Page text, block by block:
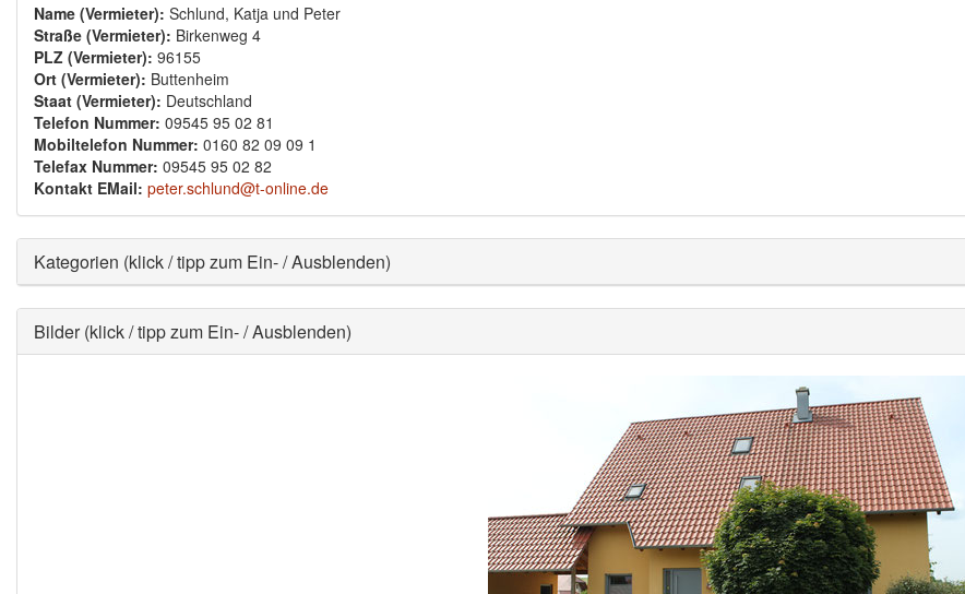
Name (Vermieter): Schlund, Katja und Peter
Straße (Vermieter): Birkenweg 4
PLZ (Vermieter): 96155
Ort (Vermieter): Buttenheim
Staat (Vermieter): Deutschland
Telefon Nummer: 09545 95 02 81
Mobiltelefon Nummer: 0160 82 09 09 1
Telefax Nummer: 09545 95 02 82
Kontakt EMail: peter.schlund@t-online.de
Ausblenden
Kategorien (klick / tipp zum Ein- / Ausblenden)
Ausblenden
Bilder (klick / tipp zum Ein- / Ausblenden)